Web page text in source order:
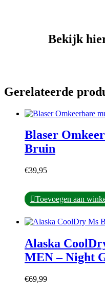
Bekijk
Gerelateerde
Blaser
Bruin
€39,95
Toevoegen aan
Alaska
MEN – Night
€69,99